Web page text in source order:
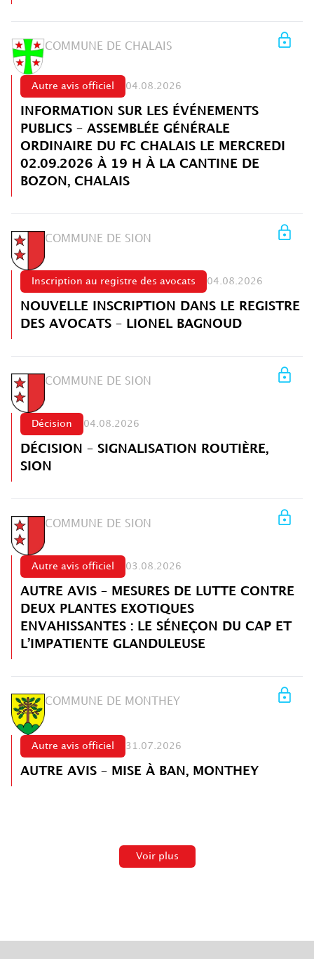
COMMUNE DE CHALAIS
Autre avis officiel 04.08.2026
INFORMATION SUR LES ÉVÉNEMENTS
PUBLICS – ASSEMBLÉE GÉNÉRALE
ORDINAIRE DU FC CHALAIS LE MERCREDI
02.09.2026 À 19 H À LA CANTINE DE
BOZON, CHALAIS
COMMUNE DE SION
Inscription au registre des avocats 04.08.2026
NOUVELLE INSCRIPTION DANS LE REGISTRE
DES AVOCATS – LIONEL BAGNOUD
COMMUNE DE SION
Décision 04.08.2026
DÉCISION – SIGNALISATION ROUTIÈRE,
SION
COMMUNE DE SION
Autre avis officiel 03.08.2026
AUTRE AVIS – MESURES DE LUTTE CONTRE
DEUX PLANTES EXOTIQUES
ENVAHISSANTES : LE SÉNEÇON DU CAP ET
L’IMPATIENTE GLANDULEUSE
COMMUNE DE MONTHEY
Autre avis officiel 31.07.2026
AUTRE AVIS – MISE À BAN, MONTHEY
Voir plus